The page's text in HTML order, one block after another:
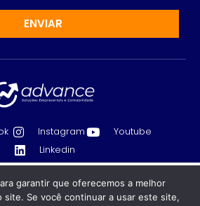
ENVIAR
Instagram
Youtube
Linkedin
Indaiatuba - SP | Advanced
- 10.757.349/0001-26 - Todos
para você
garantir que oferecemos a melhor
site. Se você continuar a usar este site,